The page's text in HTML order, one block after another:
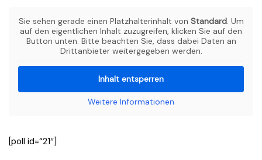
Sie sehen gerade einen Platzhalterinhalt von Standard. Um
auf den eigentlichen Inhalt zuzugreifen, klicken Sie auf den
Button unten. Bitte beachten Sie, dass dabei Daten an
Drittanbieter weitergegeben werden.
Inhalt entsperren
Weitere Informationen
[poll id=“21″]